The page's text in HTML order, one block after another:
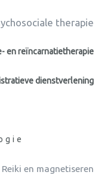
therapie
en reïncarnatietherapie
dienstverlening
Reiki en magnetiseren